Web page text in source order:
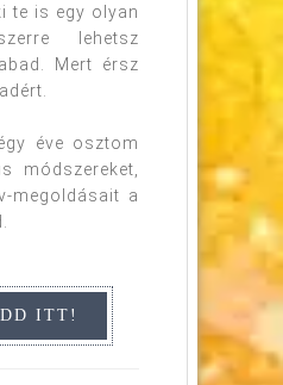
te is egy olyan
lehetsz
Mert érsz
éve osztom
módszereket,
megoldásait a